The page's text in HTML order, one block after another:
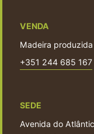
VENDA
Madeira
+351 244 685 167
SEDE
Avenida do